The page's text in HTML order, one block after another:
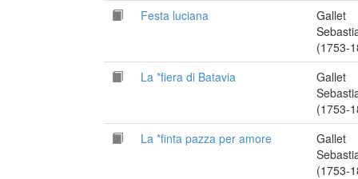
Festa luciana
Gallet
(1753-
La *fiera di Batavia
Gallet
(1753-
La *finta pazza per amore
Gallet
(1753-